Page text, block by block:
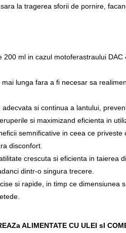
la tragerea sforii de pornire,
ml in cazul motoferastraului
lunga fara a fi necesar sa
si continua a lantului,
si maximizand eficienta in
semnificative in ceea ce
disconfort.
crescuta si eficienta in
dintr-o singura trecere.
si rapide, in timp ce
ALIMENTATE CU ULEI sI